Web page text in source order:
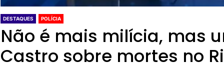
DESTAQUES POLÍCIA
Não é mais milícia, mas
Castro sobre mortes no